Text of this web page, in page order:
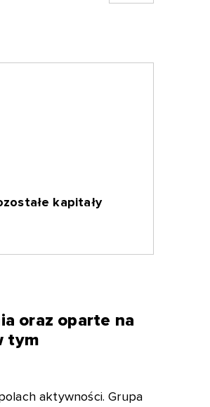
kapitały
oraz oparte na
tym
aktywności. Grupa